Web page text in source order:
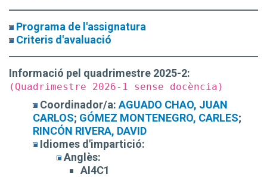
Programa de l'assignatura
Criteris d'avaluació
Informació pel quadrimestre 2025-2:
(Quadrimestre 2026-1 sense docència)
Coordinador/a: AGUADO CHAO, JUAN
CARLOS; GÓMEZ MONTENEGRO, CARLES;
RINCÓN RIVERA, DAVID
Idiomes d'impartició:
Anglès:
AI4C1